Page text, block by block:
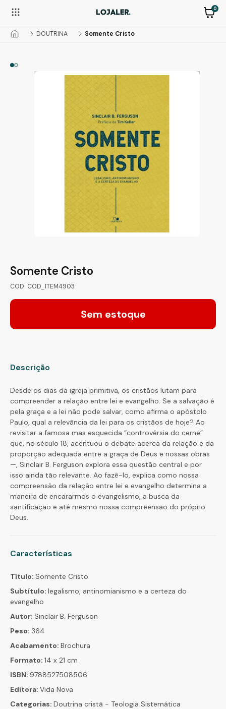
0
DOUTRINA Somente Cristo
Somente Cristo
COD: COD_ITEM4903
Sem estoque
Descrição
Desde os dias da igreja primitiva, os cristãos lutam para
compreender a relação entre lei e evangelho. Se a salvação é
pela graça e a lei não pode salvar, como afirma o apóstolo
Paulo, qual a relevância da lei para os cristãos de hoje? Ao
revisitar a famosa mas esquecida “controvérsia do cerne”
que, no século 18, acentuou o debate acerca da relação e da
proporção adequada entre a graça de Deus e nossas obras
—, Sinclair B. Ferguson explora essa questão central e por
isso ainda tão relevante. Ao fazê-lo, explica como nossa
compreensão da relação entre lei e evangelho determina a
maneira de encararmos o evangelismo, a busca da
santificação e até mesmo nossa compreensão do próprio
Deus.
Características
Título: Somente Cristo
Subtítulo: legalismo, antinomianismo e a certeza do
evangelho
Autor: Sinclair B. Ferguson
Peso: 364
Acabamento: Brochura
Formato: 14 x 21 cm
ISBN: 9788527508506
Editora: Vida Nova
Categorias: Doutrina cristã - Teologia Sistemática